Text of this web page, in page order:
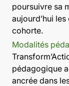
poursuivre sa
aujourd’hui
cohorte.
Modalités
pédagogique
ancrée dans